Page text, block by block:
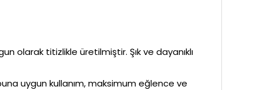
olarak titizlikle üretilmiştir. Şık ve dayanıklı
uygun kullanım, maksimum eğlence ve